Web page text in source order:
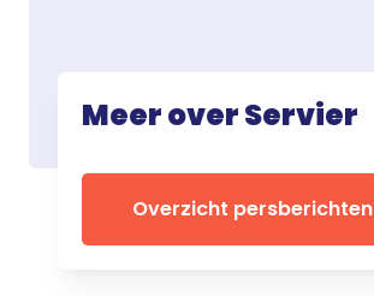
Meer over Servier
Overzicht persberichten